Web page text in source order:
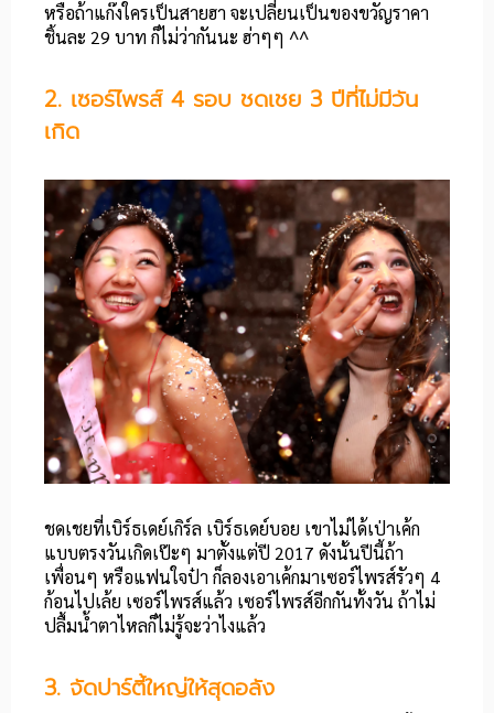
หรือถ้าแก๊งใครเป็นสายฮา จะเปลี่ยนเป็นของขวัญราคา
ชิ้นละ 29 บาท ก็ไม่ว่ากันนะ ฮ่าๆๆ ^^
2. เซอร์ไพรส์ 4 รอบ ชดเชย 3 ปีที่ไม่มีวัน
เกิด
ชดเชยที่เบิร์ธเดย์เกิร์ล เบิร์ธเดย์บอย เขาไม่ได้เป่าเค้ก
แบบตรงวันเกิดเป๊ะๆ มาตั้งแต่ปี 2017 ดังนั้นปีนี้ถ้า
เพื่อนๆ หรือแฟนใจป๋า ก็ลองเอาเค้กมาเซอร์ไพรส์รัวๆ 4
ก้อนไปเล้ย เซอร์ไพรส์แล้ว เซอร์ไพรส์อีกกันทั้งวัน ถ้าไม่
ปลื้มน้ำตาไหลก็ไม่รู้จะว่าไงแล้ว
3. จัดปาร์ตี้ใหญ่ให้สุดอลัง